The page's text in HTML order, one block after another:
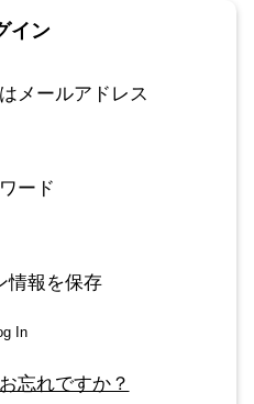
イン
メールアドレス
ード
情報を保存
忘れですか？